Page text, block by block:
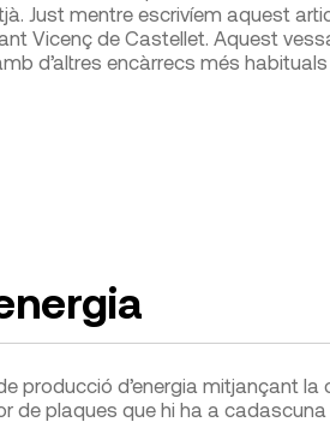
Just mentre escrivíem aquest
Vicenç de Castellet. Aquest
d’altres encàrrecs més habituals
producció d’energia mitjançant
de plaques que hi ha a